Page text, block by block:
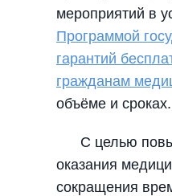
мероприятий в
Программой
гарантий
гражданам
объёме и сроках.
С целью
оказания
сокращения